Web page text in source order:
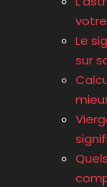
Le
sur